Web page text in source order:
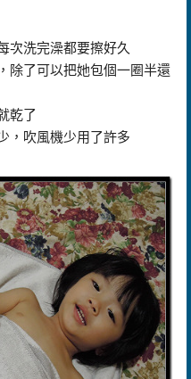
次洗完澡都要擦好久
除了可以把她包個一圈半還
乾了
，吹風機少用了許多